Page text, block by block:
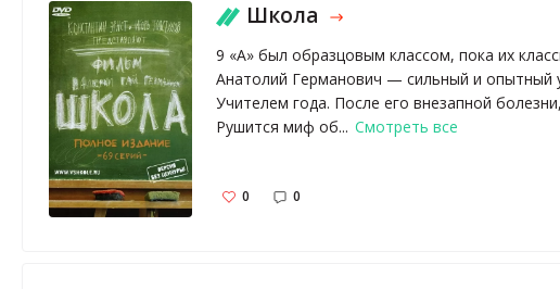
Школа
9 «А» был образцовым классом, пока их
Анатолий Германович — сильный и опытный
Учителем года. После его внезапной
Рушится миф об... Смотреть все
0 0